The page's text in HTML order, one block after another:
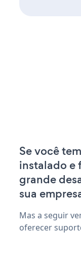
Se você
instalado e
grande
sua
Mas a seguir
oferecer